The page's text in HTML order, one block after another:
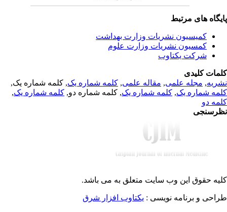
های مرتبط
کمیسیون نشریات وزارت بهداشت
کمسیون نشریات وزارت علوم
شرکت یکتاوب
کلیدی
,مجله علمی, مقاله علمی, کلمه شماره یک, کلمه شماره یک,
شماره یک,کلمه شماره یک, کلمه شماره دو,کلمه شماره یک,
دو
حقوق این وب سایت متعلق بهمی باشد.
و برنامه نویسی : یکتاوب افزار شرق